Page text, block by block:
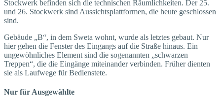
Stockwerk befinden sich die technischen Räumlichkeiten. Der 25.
und 26. Stockwerk sind Aussichtsplattformen, die heute geschlossen
sind.
Gebäude „В“, in dem Sweta wohnt, wurde als letztes gebaut. Nur
hier gehen die Fenster des Eingangs auf die Straße hinaus. Ein
ungewöhnliches Element sind die sogenannten „schwarzen
Treppen“, die die Eingänge miteinander verbinden. Früher dienten
sie als Laufwege für Bedienstete.
Nur für Ausgewählte